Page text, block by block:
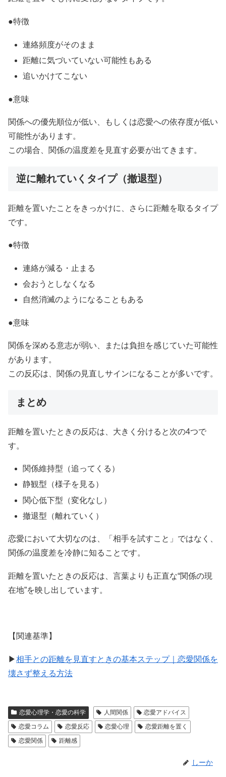
●特徴
連絡頻度がそのまま
距離に気づいていない可能性もある
追いかけてこない
●意味
関係への優先順位が低い、もしくは恋愛への依存度が低い
可能性があります。
この場合、関係の温度差を見直す必要が出てきます。
逆に離れていくタイプ（撤退型）
距離を置いたことをきっかけに、さらに距離を取るタイプ
です。
●特徴
連絡が減る・止まる
会おうとしなくなる
自然消滅のようになることもある
●意味
関係を深める意志が弱い、または負担を感じていた可能性
があります。
この反応は、関係の見直しサインになることが多いです。
まとめ
距離を置いたときの反応は、大きく分けると次の4つで
す。
関係維持型（追ってくる）
静観型（様子を見る）
関心低下型（変化なし）
撤退型（離れていく）
恋愛において大切なのは、「相手を試すこと」ではなく、
関係の温度差を冷静に知ることです。
距離を置いたときの反応は、言葉よりも正直な“関係の現
在地”を映し出しています。
【関連基準】
▶︎相手との距離を見直すときの基本ステップ｜恋愛関係を
壊さず整える方法
恋愛心理学・恋愛の科学 人間関係
恋愛アドバイス
恋愛コラム
恋愛反応 恋愛心理
恋愛距離を置く
恋愛関係
距離感
しーか